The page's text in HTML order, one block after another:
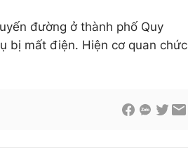
đường ở thành phố Quy
bị mất điện. Hiện cơ quan chức